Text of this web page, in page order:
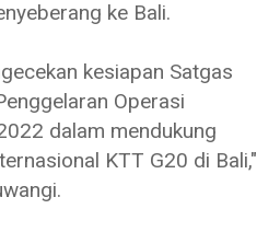
ke Bali.
kesiapan Satgas
Operasi
dalam mendukung
KTT G20 di Bali,"